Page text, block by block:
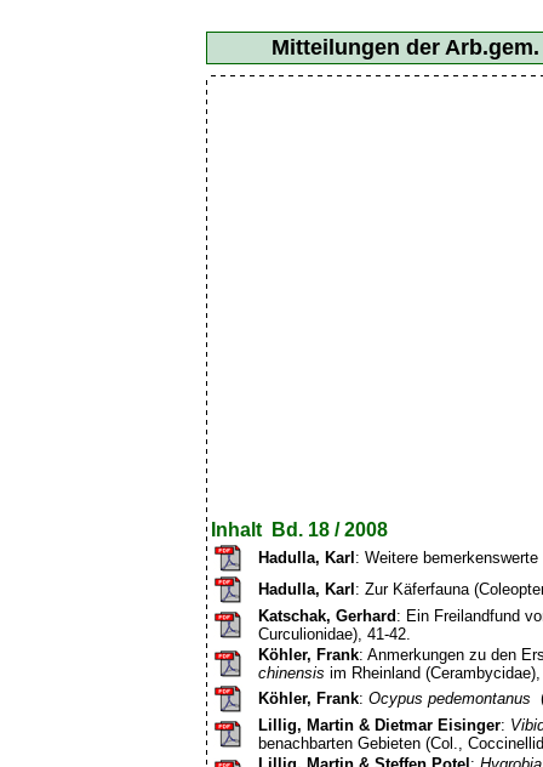
Mitteilungen der
Inhalt Bd. 18 / 2008
Hadulla, Karl : Weitere
Hadulla, Karl : Zur Käferfauna
Katschak, Gerhard : Ein Freilandfund
Curculionidae), 41-42.
Köhler, Frank: Anmerkungen zu den
chinensis im Rheinland
Köhler, Frank: Ocypus pedemontanus
Lillig, Martin & Dietmar Eisinger:
benachbarten Gebieten (Col.,